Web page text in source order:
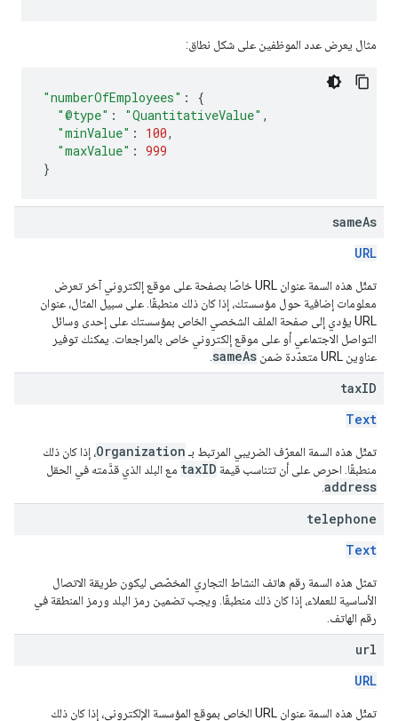
مثال يعرض عدد الموظفين على شكل نطاق:
"numberOfEmployees" :
{
"@type" : "QuantitativeValue" ,
"minValue" : 100,
"maxValue" : 999
}
sameAs
URL
تمثّل هذه السمة عنوان URL خاصًا بصفحة على موقع إلكتروني آخر تعرض
معلومات إضافية حول مؤسستك، إذا كان ذلك منطبقًا. على سبيل المثال، عنوان
URL يؤدي إلى صفحة الملف الشخصي الخاص بمؤسستك على إحدى وسائل
التواصل الاجتماعي أو على موقع إلكتروني خاص بالمراجعات. يمكنك توفير
عناوين URL متعدّدة ضمن
sameAs
taxID
Text
تمثّل هذه السمة المعرّف الضريبي المرتبط بـ Organization، إذا كان ذلك
منطبقًا. احرص على أن تتناسب قيمة taxID مع البلد الذي قدَّمته في الحقل
address
telephone
Text
تمثل هذه السمة رقم هاتف النشاط التجاري المخصّص ليكون طريقة الاتصال
الأساسية للعملاء، إذا كان ذلك منطبقًا. ويجب تضمين رمز البلد ورمز المنطقة في
رقم الهاتف.
url
URL
تمثّل هذه السمة عنوان URL الخاص بموقع المؤسسة الإلكتروني، إذا كان ذلك